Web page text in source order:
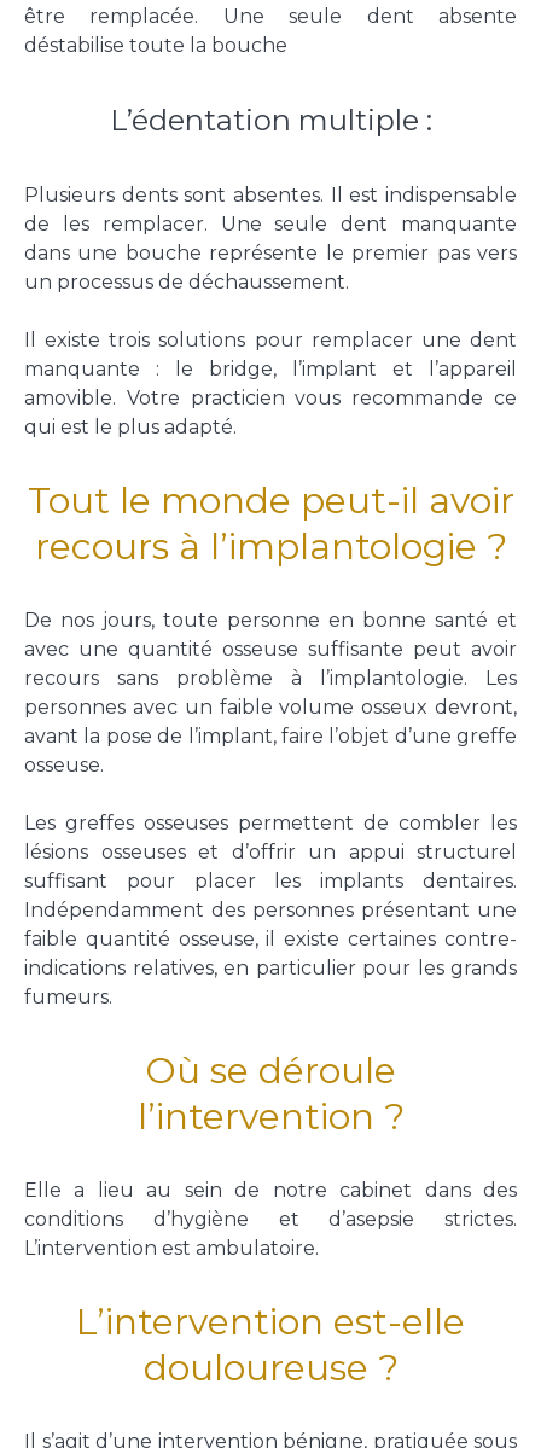
être remplacée. Une seule dent absente
déstabilise toute la bouche
L’édentation multiple :
Plusieurs dents sont absentes. Il est indispensable
de les remplacer. Une seule dent manquante
dans une bouche représente le premier pas vers
un processus de déchaussement.
Il existe trois solutions pour remplacer une dent
manquante : le bridge, l’implant et l’appareil
amovible. Votre practicien vous recommande ce
qui est le plus adapté.
Tout le monde peut-il avoir
recours à l’implantologie ?
De nos jours, toute personne en bonne santé et
avec une quantité osseuse suffisante peut avoir
recours sans problème à l’implantologie. Les
personnes avec un faible volume osseux devront,
avant la pose de l’implant, faire l’objet d’une greffe
osseuse.
Les greffes osseuses permettent de combler les
lésions osseuses et d’offrir un appui structurel
suffisant pour placer les implants dentaires.
Indépendamment des personnes présentant une
faible quantité osseuse, il existe certaines contre-
indications relatives, en particulier pour les grands
fumeurs.
Où se déroule
l’intervention ?
Elle a lieu au sein de notre cabinet dans des
conditions d’hygiène et d’asepsie strictes.
L’intervention est ambulatoire.
L’intervention est-elle
douloureuse ?
Il s’agit d’une intervention bénigne, pratiquée sous